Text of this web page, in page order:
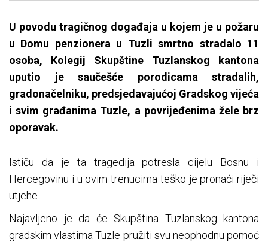
U povodu tragičnog događaja u kojem je u požaru
u Domu penzionera u Tuzli smrtno stradalo 11
osoba, Kolegij Skupštine Tuzlanskog kantona
uputio je saučešće porodicama stradalih,
gradonačelniku, predsjedavajućoj Gradskog vijeća
i svim građanima Tuzle, a povrijeđenima žele brz
oporavak.
Ističu da je ta tragedija potresla cijelu Bosnu i
Hercegovinu i u ovim trenucima teško je pronaći riječi
utjehe.
Najavljeno je da će Skupština Tuzlanskog kantona
gradskim vlastima Tuzle pružiti svu neophodnu pomoć